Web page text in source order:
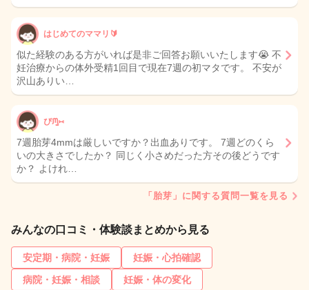
はじめてのママリ🔰
似た経験のある方がいれば是非ご回答お願いいたします😭 不
妊治療からの体外受精1回目で現在7週の初マタです。 不安が
沢山ありい…
ぴᙏ̤̫⑅
7週胎芽4mmは厳しいですか？出血ありです。 7週どのくら
いの大きさでしたか？ 同じく小さめだった方その後どうです
か？ よけれ…
「胎芽」に関する質問一覧を見る
みんなの口コミ・体験談まとめから見る
安定期・病院・妊娠
妊娠・心拍確認
病院・妊娠・相談
妊娠・体の変化